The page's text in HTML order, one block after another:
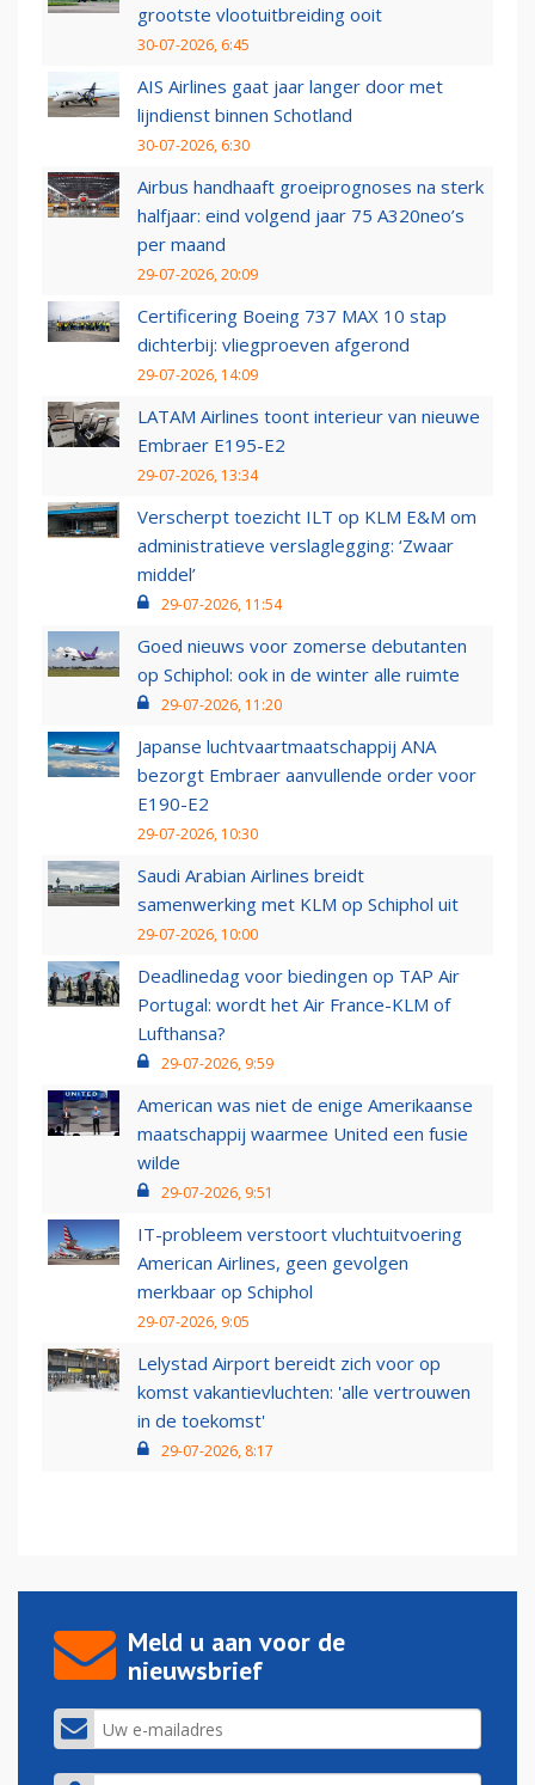
grootste vlootuitbreiding ooit
30-07-2026, 6:45
AIS Airlines gaat jaar langer door met
lijndienst binnen Schotland
30-07-2026, 6:30
Airbus handhaaft groeiprognoses na sterk
halfjaar: eind volgend jaar 75 A320neo’s
per maand
29-07-2026, 20:09
Certificering Boeing 737 MAX 10 stap
dichterbij: vliegproeven afgerond
29-07-2026, 14:09
LATAM Airlines toont interieur van nieuwe
Embraer E195-E2
29-07-2026, 13:34
Verscherpt toezicht ILT op KLM E&M om
administratieve verslaglegging: ‘Zwaar
middel’
29-07-2026, 11:54
Goed nieuws voor zomerse debutanten
op Schiphol: ook in de winter alle ruimte
29-07-2026, 11:20
Japanse luchtvaartmaatschappij ANA
bezorgt Embraer aanvullende order voor
E190-E2
29-07-2026, 10:30
Saudi Arabian Airlines breidt
samenwerking met KLM op Schiphol uit
29-07-2026, 10:00
Deadlinedag voor biedingen op TAP Air
Portugal: wordt het Air France-KLM of
Lufthansa?
29-07-2026, 9:59
American was niet de enige Amerikaanse
maatschappij waarmee United een fusie
wilde
29-07-2026, 9:51
IT-probleem verstoort vluchtuitvoering
American Airlines, geen gevolgen
merkbaar op Schiphol
29-07-2026, 9:05
Lelystad Airport bereidt zich voor op
komst vakantievluchten: 'alle vertrouwen
in de toekomst'
29-07-2026, 8:17
Meld u aan voor de
nieuwsbrief